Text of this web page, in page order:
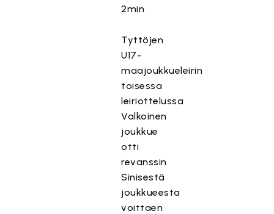
2min
Tyttöjen
U17-
maajoukkueleirin
toisessa
leiriottelussa
Valkoinen
joukkue
otti
revanssin
Sinisestä
joukkueesta
voittaen